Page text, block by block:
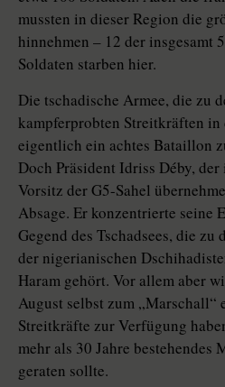
mussten in dieser Region die
hinnehmen – 12 der insgesamt
Soldaten starben hier.
Die tschadische Armee, die zu
kampferprobten Streitkräften
eigentlich ein achtes Bataillon
Doch Präsident Idriss Déby, der
Vorsitz der G5-Sahel
Absage. Er konzentrierte seine
Gegend des Tschadsees, die zu
der nigerianischen
Haram gehört. Vor allem aber
August selbst zum „Marschall“
Streitkräfte zur Verfügung
mehr als 30 Jahre
geraten sollte.